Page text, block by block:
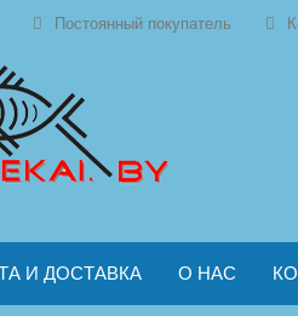
Постоянный покупатель
И ДОСТАВКА О НАС